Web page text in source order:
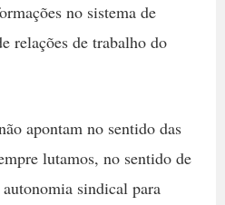
no sistema de
relações de trabalho do
apontam no sentido das
lutamos, no sentido de
sindical para